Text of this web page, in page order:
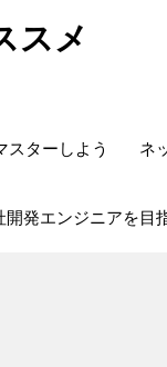
スメ
スターしよう ネ
開発エンジニアを目